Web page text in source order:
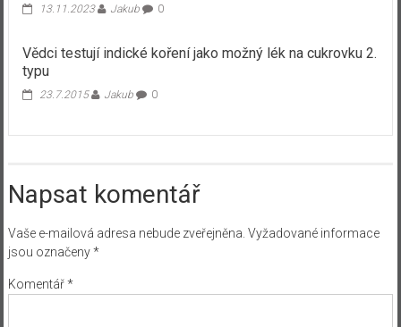
13.11.2023 Jakub 0
Vědci testují indické koření jako možný lék na cukrovku 2.
typu
23.7.2015 Jakub 0
Napsat komentář
Vaše e-mailová adresa nebude zveřejněna. Vyžadované informace
jsou označeny*
Komentář*